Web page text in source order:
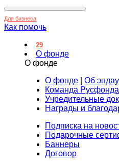
Для бизнеса
Как помочь
29
О фонде
О фонде
О фонде
Об
Команда Русфонда
Учредительные
Награды и
Подписка на
Подарочные
Баннеры
Договор